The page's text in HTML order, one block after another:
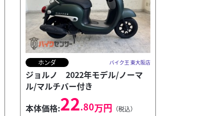
ホンダ バイク王 東大阪店
ジョルノ 2022年モデル/ノーマ
ル/マルチバー付き
本体価格:22.80万円 （税込）